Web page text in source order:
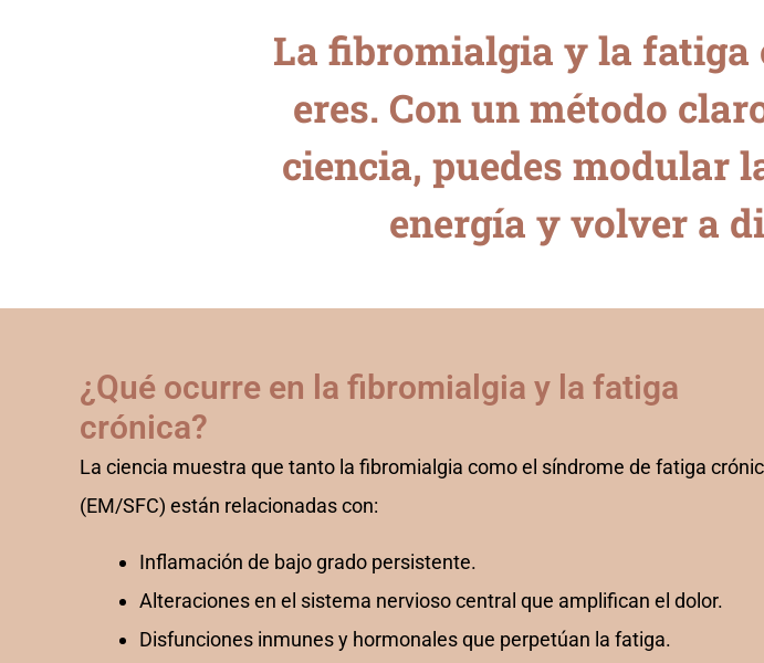
La fibromialgia y la fatiga
eres. Con un método
ciencia, puedes modular
energía y volver a
¿Qué ocurre en la fibromialgia y la fatiga
crónica?
La ciencia muestra que tanto la fibromialgia como el síndrome de fatiga
(EM/SFC) están relacionadas con:
Inflamación de bajo grado persistente.
Alteraciones en el sistema nervioso central que amplifican el dolor.
Disfunciones inmunes y hormonales que perpetúan la fatiga.